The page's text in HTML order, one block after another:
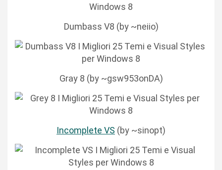
Dumbass V8 (by ~neiio)
Gray 8 (by ~gsw953onDA)
Incomplete VS (by ~sinopt)